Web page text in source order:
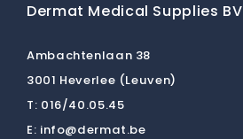
Dermat Medical Supplies BV
Ambachtenlaan 38
3001 Heverlee (Leuven)
T: 016/40.05.45
E: info@dermat.be